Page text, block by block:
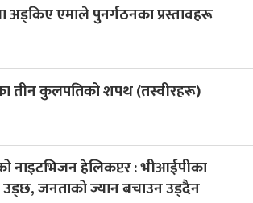
अड्किए एमाले पुनर्गठनका प्रस्तावहरू
तीन कुलपतिको शपथ (तस्वीरहरू)
नाइटभिजन हेलिकप्टर : भीआईपीका
उड्छ, जनताको ज्यान बचाउन उड्दैन